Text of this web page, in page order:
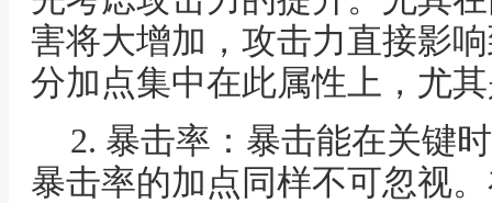
害将大增加，攻击力直接影
分加点集中在此属性上，尤
2. 暴击率：暴击能在关键
暴击率的加点同样不可忽视